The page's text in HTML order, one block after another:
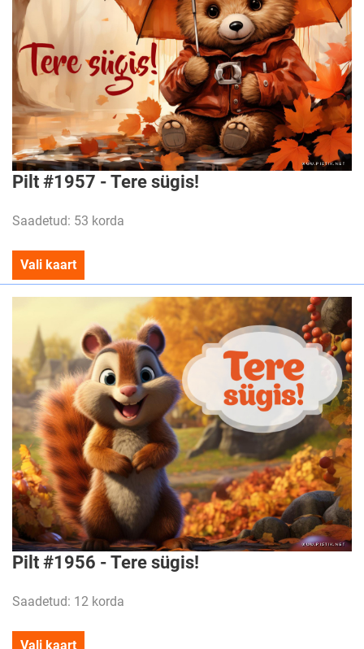
Pilt #1957 - Tere sügis!
Saadetud: 53 korda
Vali kaart
Pilt #1956 - Tere sügis!
Saadetud: 12 korda
Vali kaart